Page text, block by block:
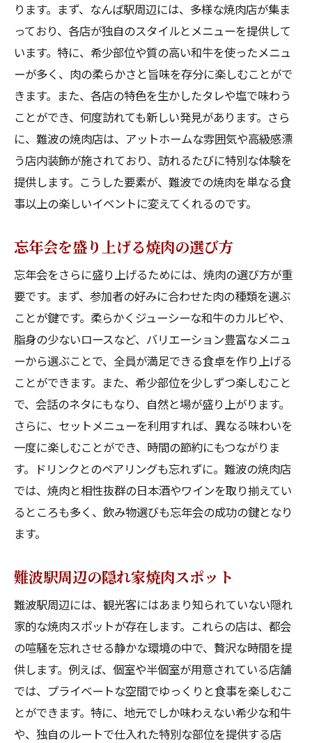
予算に合わせた焼肉コースの選び方
予約時に確認すべき重要ポイント
焼肉店の特別サービスを活用する方法
都会の喧騒を離れた難波で焼肉忘年会を堪能
都会のストレスを解消する焼肉の魅力
心地よい空間での焼肉体験とは
難波でゆったり忘年会を楽しむ秘訣
リラクゼーション効果のある焼肉店選び
都会の喧騒を忘れるための演出術
難波で焼肉を楽しむ忘年会の夜の過ごし方
充実した忘年会にするためのプランニング
焼肉を囲む夜の特別なアクティビティ
忘年会を楽しくする会話のネタ選び
焼肉後のおすすめスポット巡り
難波の夜を満喫するためのルート
美味しい焼肉で締めくくる最高の夜
忘年会に訪れる価値がある難波で焼肉の魅力
忘年会シーズンに人気の焼肉店ランキング
難波の焼肉が持つ特別な魅力とは
訪れる価値のある焼肉メニュー紹介
旅行者におすすめの焼肉スポット
難波で焼肉を囲む忘年会に心地よいひとときを
心温まる焼肉の雰囲気作りのコツ
焼肉をより楽しむためのアレンジ料理
和やかな時間を過ごすための演出
焼肉を囲む特別な瞬間の作り方
難波の風情を感じる焼肉忘年会
ります。まず、なんば駅周辺には、多様な焼肉店が集ま
っており、各店が独自のスタイルとメニューを提供して
います。特に、希少部位や質の高い和牛を使ったメニュ
ーが多く、肉の柔らかさと旨味を存分に楽しむことがで
きます。また、各店の特色を生かしたタレや塩で味わう
ことができ、何度訪れても新しい発見があります。さら
に、難波の焼肉店は、アットホームな雰囲気や高級感漂
う店内装飾が施されており、訪れるたびに特別な体験を
提供します。こうした要素が、難波での焼肉を単なる食
事以上の楽しいイベントに変えてくれるのです。
忘年会を盛り上げる焼肉の選び方
忘年会をさらに盛り上げるためには、焼肉の選び方が重
要です。まず、参加者の好みに合わせた肉の種類を選ぶ
ことが鍵です。柔らかくジューシーな和牛のカルビや、
脂身の少ないロースなど、バリエーション豊富なメニュ
ーから選ぶことで、全員が満足できる食卓を作り上げる
ことができます。また、希少部位を少しずつ楽しむこと
で、会話のネタにもなり、自然と場が盛り上がります。
さらに、セットメニューを利用すれば、異なる味わいを
一度に楽しむことができ、時間の節約にもつながりま
す。ドリンクとのペアリングも忘れずに。難波の焼肉店
では、焼肉と相性抜群の日本酒やワインを取り揃えてい
るところも多く、飲み物選びも忘年会の成功の鍵となり
ます。
難波駅周辺の隠れ家焼肉スポット
難波駅周辺には、観光客にはあまり知られていない隠れ
家的な焼肉スポットが存在します。これらの店は、都会
の喧騒を忘れさせる静かな環境の中で、贅沢な時間を提
供します。例えば、個室や半個室が用意されている店舗
では、プライベートな空間でゆっくりと食事を楽しむこ
とができます。特に、地元でしか味わえない希少な和牛
や、独自のルートで仕入れた特別な部位を提供する店